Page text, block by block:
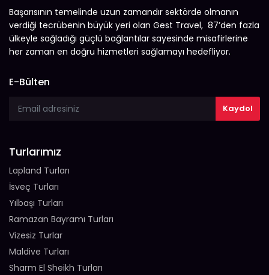
Başarısının temelinde uzun zamandır sektörde olmanın
verdiği tecrübenin büyük yeri olan Gest Travel, 87’den fazla
ülkeyle sağladığı güçlü bağlantılar sayesinde misafirlerine
her zaman en doğru hizmetleri sağlamayı hedefliyor.
E-Bülten
Turlarımız
Lapland Turları
İsveç Turları
Yılbaşı Turları
Ramazan Bayramı Turları
Vizesiz Turlar
Maldive Turları
Sharm El Sheikh Turları